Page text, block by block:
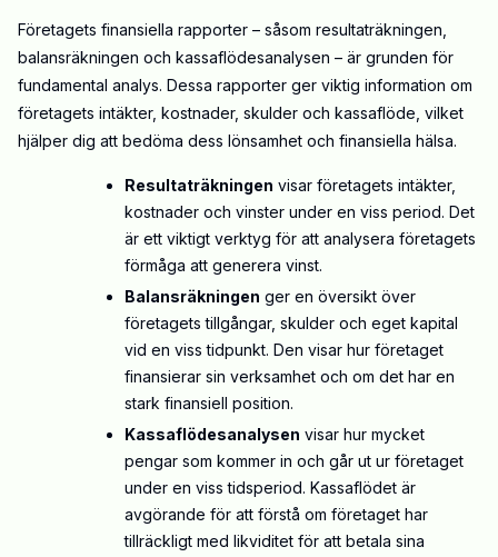
Företagets finansiella rapporter – såsom resultaträkningen,
balansräkningen och kassaflödesanalysen – är grunden för
fundamental analys. Dessa rapporter ger viktig information om
företagets intäkter, kostnader, skulder och kassaflöde, vilket
hjälper dig att bedöma dess lönsamhet och finansiella hälsa.
Resultaträkningen visar företagets intäkter,
kostnader och vinster under en viss period. Det
är ett viktigt verktyg för att analysera företagets
förmåga att generera vinst.
Balansräkningen ger en översikt över
företagets tillgångar, skulder och eget kapital
vid en viss tidpunkt. Den visar hur företaget
finansierar sin verksamhet och om det har en
stark finansiell position.
Kassaflödesanalysen visar hur mycket
pengar som kommer in och går ut ur företaget
under en viss tidsperiod. Kassaflödet är
avgörande för att förstå om företaget har
tillräckligt med likviditet för att betala sina